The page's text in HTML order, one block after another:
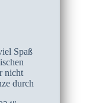
Spaß
nicht
durch